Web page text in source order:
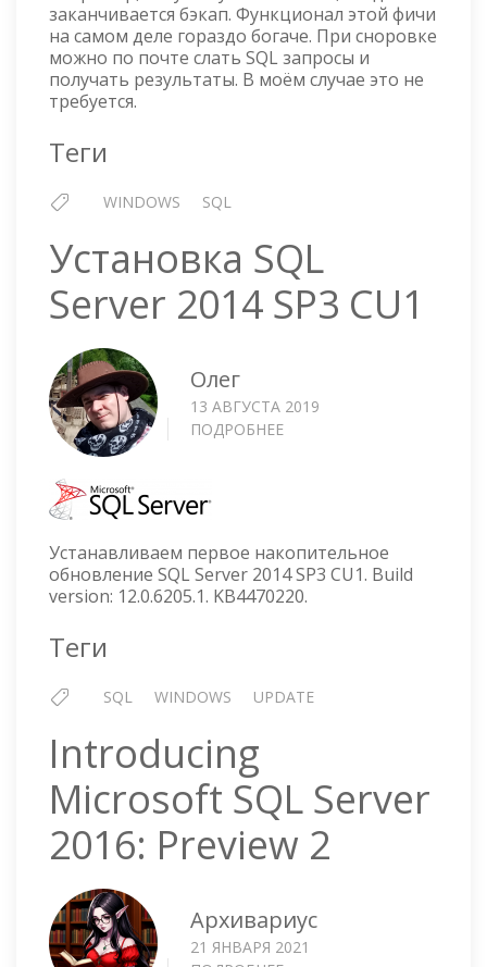
заканчивается бэкап. Функционал этой фичи
на самом деле гораздо богаче. При сноровке
можно по почте слать SQL запросы и
получать результаты. В моём случае это не
требуется.
Теги
WINDOWS SQL
Установка SQL
Server 2014 SP3 CU1
Олег
13 АВГУСТА 2019
ПОДРОБНЕЕ
CU1
Устанавливаем первое накопительное
обновление SQL Server 2014 SP3 CU1. Build
version: 12.0.6205.1. KB4470220.
Теги
SQL WINDOWS UPDATE
Introducing
Microsoft SQL Server
2016: Preview 2
Архивариус
21 ЯНВАРЯ 2021